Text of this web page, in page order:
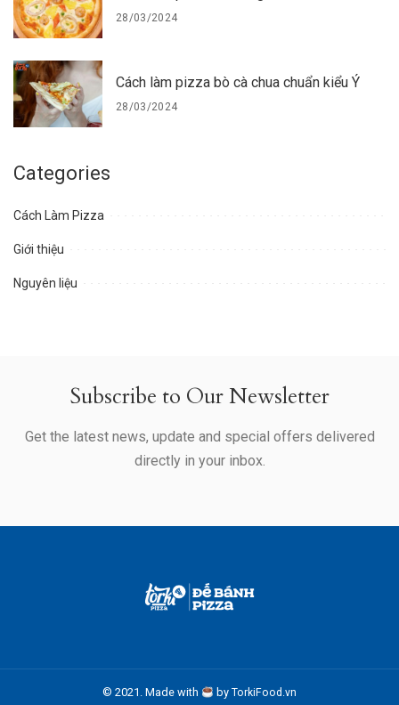
28/03/2024
Cách làm pizza bò cà chua chuẩn kiểu Ý
28/03/2024
Categories
Cách Làm Pizza
Giới thiệu
Nguyên liệu
Subscribe to Our Newsletter
Get the latest news, update and special offers delivered
directly in your inbox.
© 2021. Made with by TorkiFood.vn